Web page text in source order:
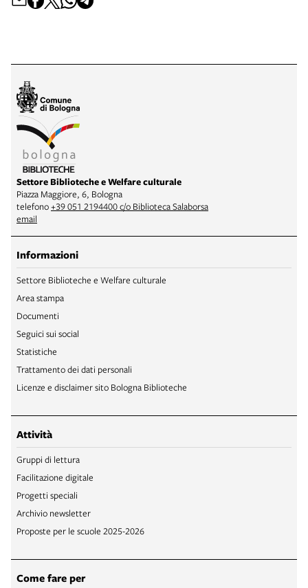
Settore Biblioteche e Welfare culturale
Piazza Maggiore, 6, Bologna
telefono+39 051 2194400 c/o Biblioteca Salaborsa
email
Informazioni
Settore Biblioteche e Welfare culturale
Area stampa
Documenti
Seguici sui social
Statistiche
Trattamento dei dati personali
Licenze e disclaimer sito Bologna Biblioteche
Attività
Gruppi di lettura
Facilitazione digitale
Progetti speciali
Archivio newsletter
Proposte per le scuole 2025-2026
Come fare per